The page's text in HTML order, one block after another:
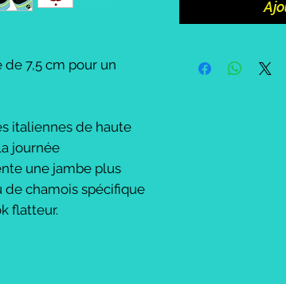
7,5 cm pour un
italiennes de haute
journée
une jambe plus
chamois spécifique
flatteur.